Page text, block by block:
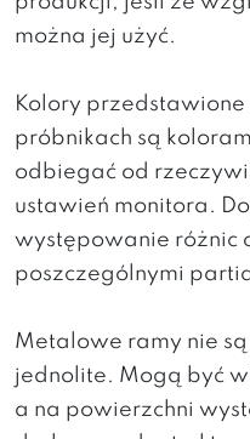
można jej użyć.
Kolory
próbnikach są
odbiegać od
ustawień monitora.
występowanie różnic
poszczególnymi
Metalowe ramy nie są
jednolite. Mogą być
a na powierzchni